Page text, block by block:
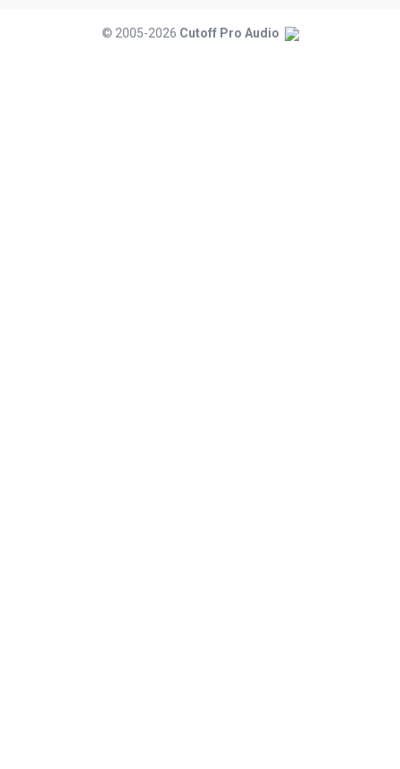
© 2005-2026 Cutoff Pro Audio